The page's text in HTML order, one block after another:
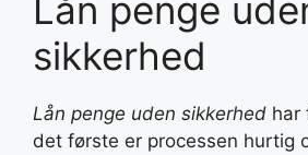
Lån penge
sikkerhed
Lån penge uden sikkerhed har
det første er processen hurtig